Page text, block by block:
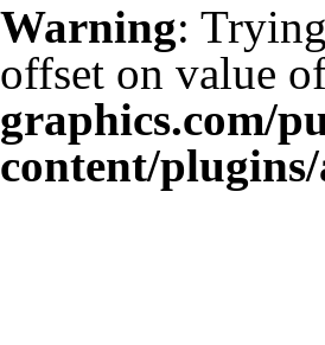
Warning:
offset on value
graphics.com/
content/